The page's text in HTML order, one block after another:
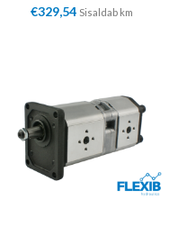
€329,54 Sisaldab km